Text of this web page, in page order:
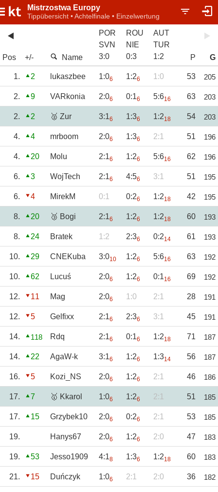
Mistrzostwa Europy
Tippübersicht • Achtelfinale • Einzelwertung
Pos +/- Name
POR
SVN
3:0
ROU
NIE
0:3
AUT
TUR
1:2 P G
1. 2 lukaszbee 1:06 1:26 1:0 53 205
2. 9 VARkonia 2:06 0:16 5:616 63 203
2. 2 🥈 Zur 3:16 1:36 1:218 54 203
4. 4 mrboom 2:06 1:36 2:1 51 196
4. 20 Molu 2:16 1:26 5:616 62 196
6. 3 WojTech 2:16 4:56 3:1 51 195
6. 4 MirekM 0:1 0:26 1:218 42 195
8. 20 🥉 Bogi 2:16 1:26 1:218 60 193
8. 24 Bratek 1:2 2:36 0:214 61 193
10. 29 CNEKuba 3:010 1:26 5:616 63 192
10. 62 Lucuś 2:06 1:26 0:116 69 192
12. 11 Mag 2:06 1:0 2:1 28 191
12. 5 Gelfixx 2:16 2:36 3:1 45 191
14. 118 Rdq 2:16 0:16 1:218 71 187
14. 22 AgaW-k 3:16 1:26 1:314 56 187
16. 5 Kozi_NS 2:06 1:26 2:1 46 186
17. 7 🥇 Kkarol 1:06 1:26 2:1 51 185
17. 15 Grzybek10 2:06 0:26 2:1 53 185
19. Hanys67 2:06 1:26 2:0 47 183
19. 53 Jesso1909 4:18 1:36 1:218 60 183
21. 15 Duńczyk 1:06 2:1 2:0 36 182